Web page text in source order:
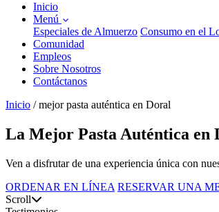
Inicio
Menú
Especiales de Almuerzo Consumo en el
Comunidad
Empleos
Sobre Nosotros
Contáctanos
Inicio / mejor pasta auténtica en Doral
La Mejor Pasta Auténtica en
Ven a disfrutar de una experiencia única con
ORDENAR EN LÍNEA RESERVAR UNA
Scroll